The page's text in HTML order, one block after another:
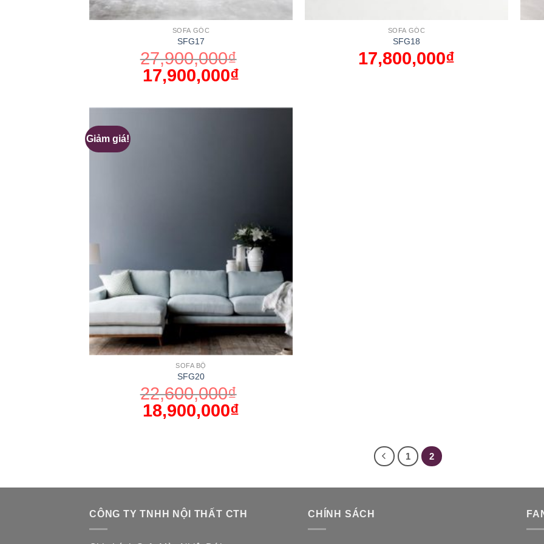
SOFA GÓC
SFG17
27,900,000₫
17,900,000₫
SOFA GÓC
SFG18
17,800,000₫
Giảm giá!
SOFA BỘ
SFG20
22,600,000₫
18,900,000₫
1 2
CÔNG TY TNHH NỘI THẤT CTH CHÍNH SÁCH